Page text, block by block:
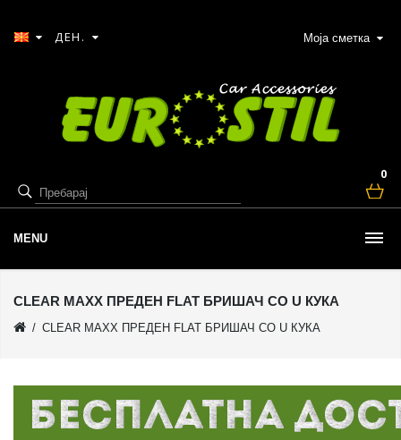
Моја сметка
0
ДЕН.
MENU
CLEAR MAXX ПРЕДЕН FLAT БРИШАЧ СО U КУКА
CLEAR MAXX ПРЕДЕН FLAT БРИШАЧ СО U КУКА